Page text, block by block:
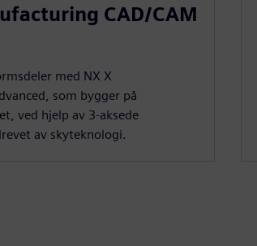
CAD/CAM
med NX X
som bygger på
ved hjelp av 3-aksede
av skyteknologi.